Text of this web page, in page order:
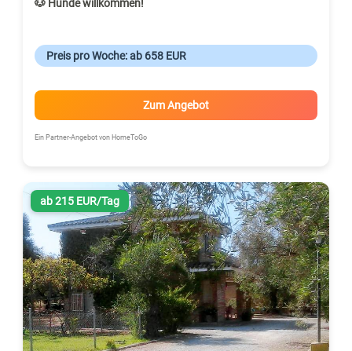
🐶 Hunde willkommen!
Preis pro Woche: ab 658 EUR
Zum Angebot
Ein Partner-Angebot von HomeToGo
ab 215 EUR/Tag